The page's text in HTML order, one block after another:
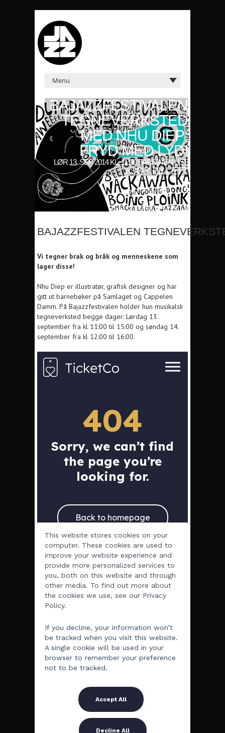
BAJAZZFESTIVALEN
TEGNEVERKSTED
MED NHU DIEP:
FRYD MED LYD!
LØR 13. SEP 2014 KL: 11:00 SARDINEN USF
KJØP BILLETT
BAJAZZFESTIVALEN
Vi tegner brak og bråk og menneskene som
lager disse!
Nhu Diep er illustratør, grafisk designer og har
gitt ut barnebøker på Samlaget og Cappelen
Damm. På Bajazzfestivalen holder hun musikalsk
tegneverksted begge dager: Lørdag 13.
september fra kl 11:00 til 15:00 og søndag 14.
september fra kl 12:00 til 16:00.